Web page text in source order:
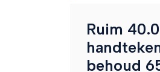
Ruim
behoud